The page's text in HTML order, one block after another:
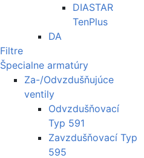
DIASTAR
TenPlus
DA
Filtre
Špecialne armatúry
Za-/Odvzdušňujúce
ventily
Odvzdušňovací
Typ 591
Zavzdušňovací Typ
595